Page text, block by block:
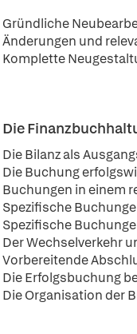
Gründliche
Änderungen und
Komplette
Die
Die Bilanz als
Die Buchung
Buchungen in einem
Spezifische
Spezifische
Der Wechselverkehr
Vorbereitende
Die Erfolgsbuchung
Die Organisation der